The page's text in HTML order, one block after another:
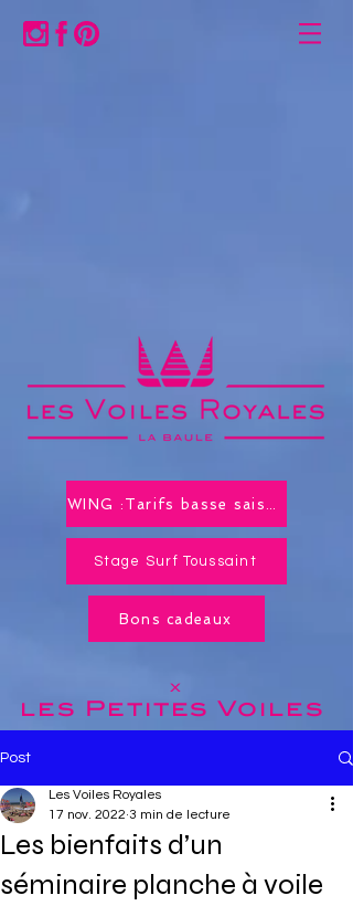
Stage Surf Toussaint
Bons cadeaux
x
les Petites Voiles
Post
Les bienfaits d’un
séminaire planche à voile
Les Voiles Royales
17 nov. 2022 3 min de lecture